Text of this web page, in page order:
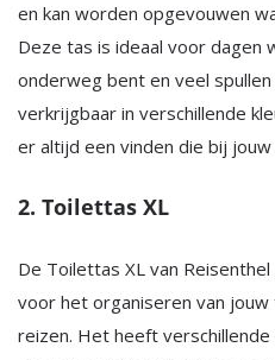
en kan worden opgevouwen
Deze tas is ideaal voor dagen
onderweg bent en veel
verkrijgbaar in verschillende
er altijd een vinden die bij
2. Toilettas XL
De Toilettas XL van
voor het organiseren van
reizen. Het heeft